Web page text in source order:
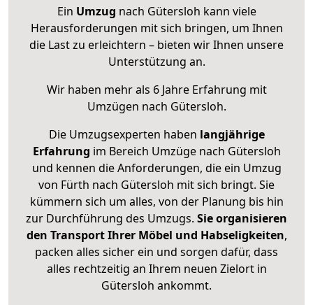
Ein Umzug nach Gütersloh kann viele
Herausforderungen mit sich bringen, um Ihnen
die Last zu erleichtern – bieten wir Ihnen unsere
Unterstützung an.
Wir haben mehr als 6 Jahre Erfahrung mit
Umzügen nach Gütersloh.
Die Umzugsexperten haben langjährige
Erfahrung im Bereich Umzüge nach Gütersloh
und kennen die Anforderungen, die ein Umzug
von Fürth nach Gütersloh mit sich bringt. Sie
kümmern sich um alles, von der Planung bis hin
zur Durchführung des Umzugs. Sie organisieren
den Transport Ihrer Möbel und Habseligkeiten,
packen alles sicher ein und sorgen dafür, dass
alles rechtzeitig an Ihrem neuen Zielort in
Gütersloh ankommt.